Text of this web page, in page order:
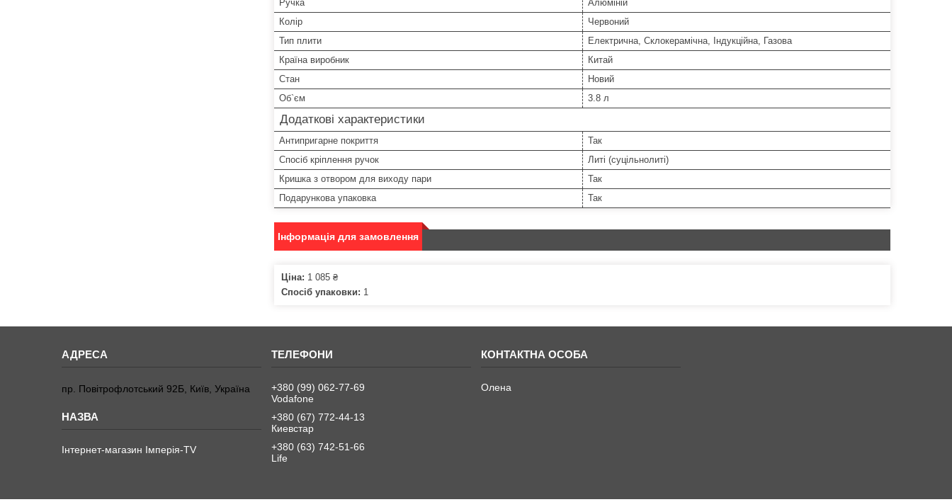
Ручка
Алюміній
Колір
Червоний
Тип плити
Електрична, Склокерамічна, Індукційна, Газова
Країна виробник
Китай
Стан
Новий
Об`єм
3.8 л
Додаткові характеристики
Антипригарне покриття
Так
Спосіб кріплення ручок
Литі (суцільнолиті)
Кришка з отвором для виходу пари
Так
Подарункова упаковка
Так
Інформація для замовлення
Ціна: 1 085 ₴
Спосіб упаковки: 1
пр. Повітрофлотський 92Б, Київ, Україна
Інтернет-магазин Імперія-TV
+380 (99) 062-77-69
Vodafone
+380 (67) 772-44-13
Киевстар
+380 (63) 742-51-66
Life
Олена